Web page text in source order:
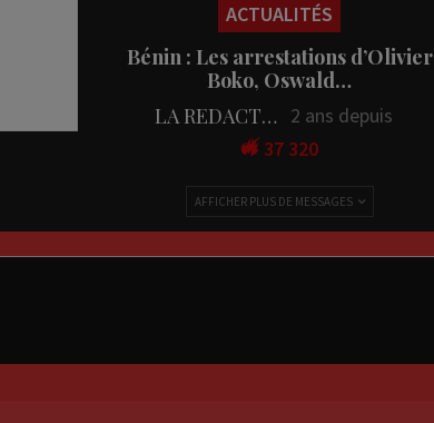
ACTUALITÉS
Bénin : Les arrestations d’Olivier
Boko, Oswald…
LA REDACTION
2 ans depuis
37 320
AFFICHER PLUS DE MESSAGES